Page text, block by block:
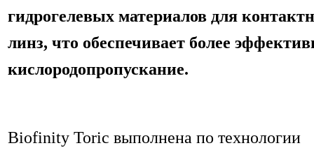
гидрогелевых материалов для
линз, что обеспечивает более
кислородопропускание.
Biofinity Toric выполнена по технологии